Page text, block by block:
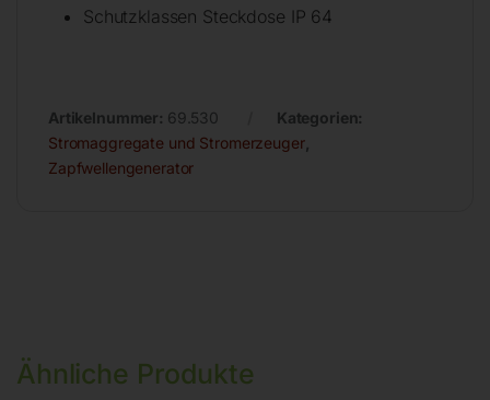
Schutzklassen Steckdose IP 64
Artikelnummer: 69.530
Kategorien:
Stromaggregate und Stromerzeuger,
Zapfwellengenerator
Ähnliche Produkte